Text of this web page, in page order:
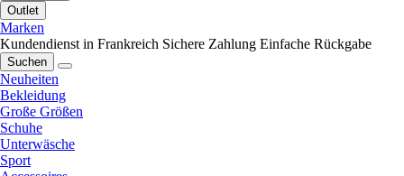
Outlet
Marken
Kundendienst in Frankreich Sichere Zahlung Einfache Rückgabe
Suchen
Neuheiten
Bekleidung
Große Größen
Schuhe
Unterwäsche
Sport